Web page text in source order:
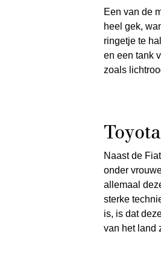
Een van de
heel gek,
ringetje te
en een tank
zoals
Naast de
onder
allemaal
sterke
is, is dat
van het land